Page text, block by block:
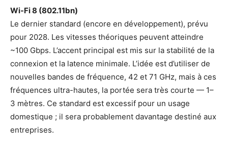
Wi-Fi 8 (802.11bn)
Le dernier standard (encore en développement), prévu
pour 2028. Les vitesses théoriques peuvent atteindre
~100 Gbps. L’accent principal est mis sur la stabilité de la
connexion et la latence minimale. L’idée est d’utiliser de
nouvelles bandes de fréquence, 42 et 71 GHz, mais à ces
fréquences ultra-hautes, la portée sera très courte — 1–
3 mètres. Ce standard est excessif pour un usage
domestique ; il sera probablement davantage destiné aux
entreprises.